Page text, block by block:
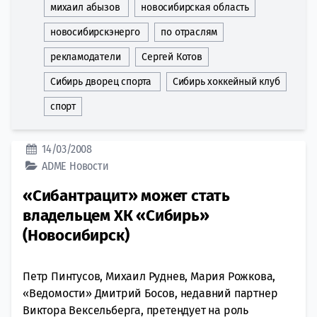
михаил абызов новосибирская область
новосибирскэнерго по отраслям
рекламодатели Сергей Котов
Сибирь дворец спорта Сибирь хоккейный клуб
спорт
14/03/2008
ADME Новости
«Сибантрацит» может стать
владельцем ХК «Сибирь»
(Новосибирск)
Петр Пинтусов, Михаил Руднев, Мария Рожкова,
«Ведомости» Дмитрий Босов, недавний партнер
Виктора Вексельберга, претендует на роль